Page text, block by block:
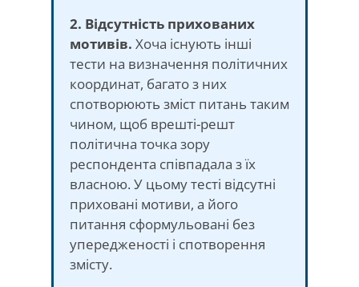
2. Відсутність прихованих
мотивів. Хоча існують інші
тести на визначення політичних
координат, багато з них
спотворюють зміст питань таким
чином, щоб врешті-решт
політична точка зору
респондента співпадала з їх
власною. У цьому тесті відсутні
приховані мотиви, а його
питання сформульовані без
упередженості і спотворення
змісту.